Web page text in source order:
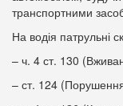
транспортними
На водія патрульні
– ч. 4 ст. 130
– ст. 124